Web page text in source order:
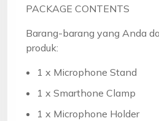
PACKAGE CONTENTS
Barang-barang yang Anda
produk:
1 x Microphone Stand
1 x Smarthone Clamp
1 x Microphone Holder